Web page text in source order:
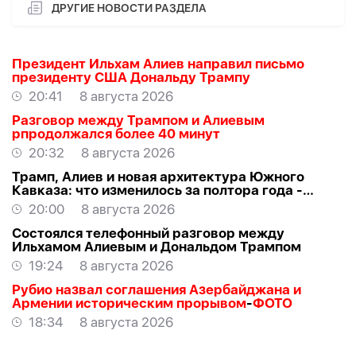
ДРУГИЕ НОВОСТИ РАЗДЕЛА
Президент Ильхам Алиев направил письмо
президенту США Дональду Трампу
20:41
8 августа 2026
Разговор между Трампом и Алиевым
рпродолжался более 40 минут
20:32
8 августа 2026
Трамп, Алиев и новая архитектура Южного
Кавказа: что изменилось за полтора года -
ВЗГЛЯД
20:00
8 августа 2026
Состоялся телефонный разговор между
Ильхамом Алиевым и Дональдом Трампом
19:24
8 августа 2026
Рубио назвал соглашения Азербайджана и
Армении историческим прорывом-ФОТО
18:34
8 августа 2026